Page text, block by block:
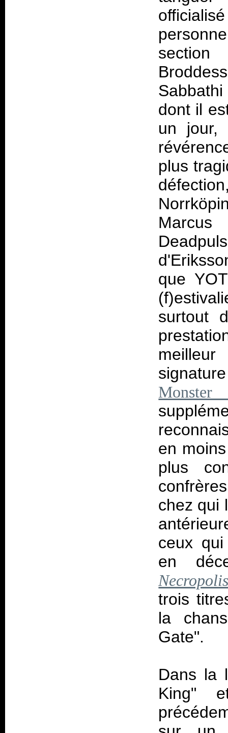
dont il
un jour,
plus
que
surtout
Monster
en
plus
chez qui
ceux
en
trois
la
Gate".
Dans la
King"